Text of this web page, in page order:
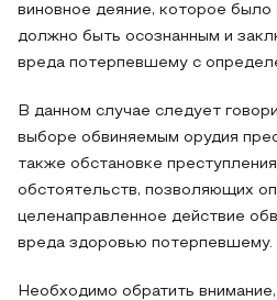
виновное деяние, которое
должно быть осознанным и
вреда потерпевшему с
В данном случае следует
выборе обвиняемым орудия
также обстановке
обстоятельств, позволяющих
целенаправленное действие
вреда здоровью потерпевшему.
Необходимо обратить